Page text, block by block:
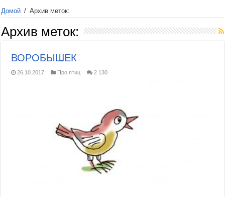
Домой / Архив меток:
Архив меток:
ВОРОБЫШЕК
26.10.2017 Про птиц 2 130